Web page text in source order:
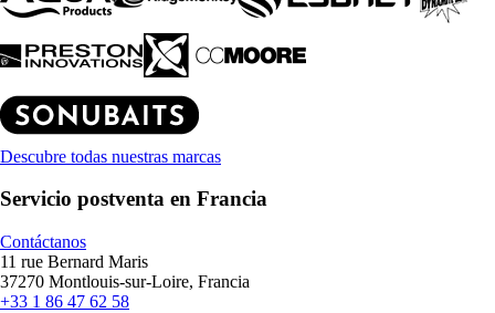
Descubre todas nuestras marcas
Servicio postventa en Francia
Contáctanos
11 rue Bernard Maris
37270 Montlouis-sur-Loire, Francia
+33 1 86 47 62 58